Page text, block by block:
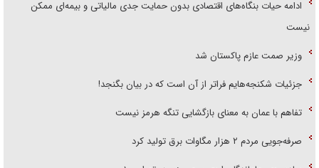
ادامه حیات بنگاه‌های اقتصادی بدون حمایت جدی مالیاتی و بیمه‌ای ممکن
نیست
وزیر صمت عازم پاکستان شد
جزئیات شکنجه‌هایم فراتر از آن است که در بیان بگنجد!
تفاهم با عمان به معنای بازگشایی تنگه هرمز نیست
صرفه‌جویی مردم ۲ هزار مگاوات برق تولید کرد